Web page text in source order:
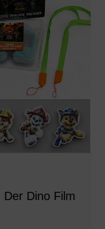
Der Dino Film